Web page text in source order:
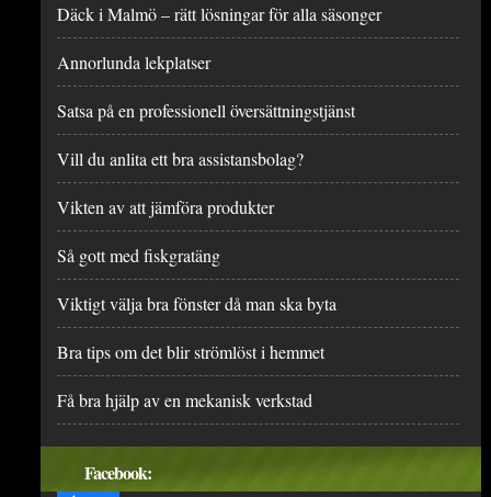
Däck i Malmö – rätt lösningar för alla säsonger
Annorlunda lekplatser
Satsa på en professionell översättningstjänst
Vill du anlita ett bra assistansbolag?
Vikten av att jämföra produkter
Så gott med fiskgratäng
Viktigt välja bra fönster då man ska byta
Bra tips om det blir strömlöst i hemmet
Få bra hjälp av en mekanisk verkstad
Facebook: